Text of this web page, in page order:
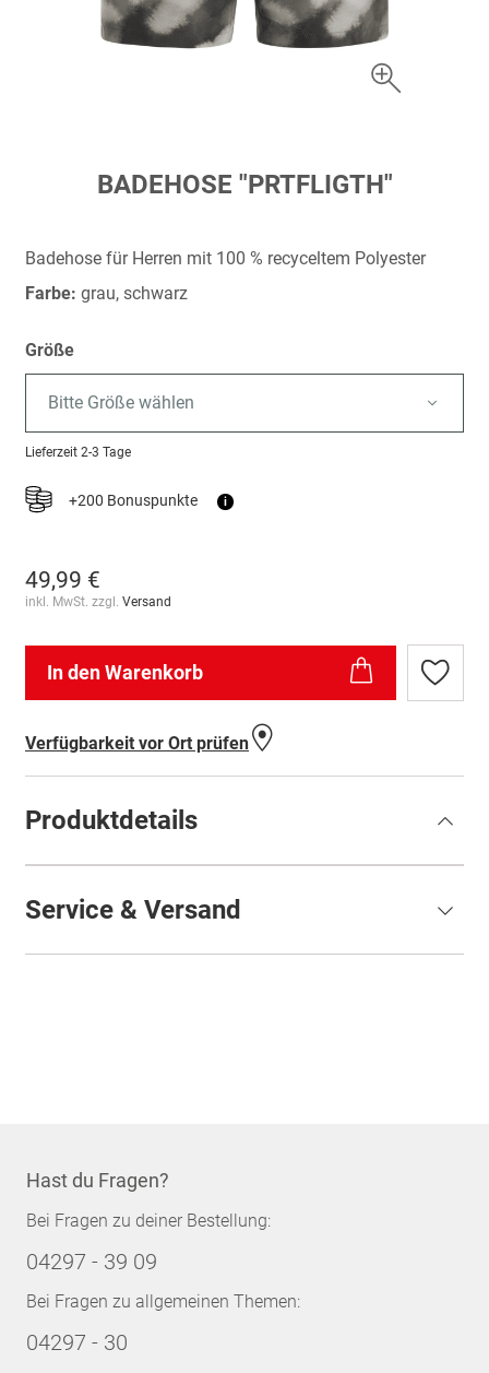
springen
BADEHOSE "PRTFLIGTH"
Badehose für Herren mit 100 % recyceltem Polyester
Farbe: grau, schwarz
Größe
Bitte Größe wählen
Lieferzeit 2-3 Tage
+200 Bonuspunkte i
49,99 €
inkl. MwSt. zzgl. Versand
In den Warenkorb
Zur
Verfügbarkeit vor Ort prüfen
Produktdetails
Service & Versand
Hast du Fragen?
Bei Fragen zu deiner Bestellung:
04297 - 39 09
Bei Fragen zu allgemeinen Themen:
04297 - 30